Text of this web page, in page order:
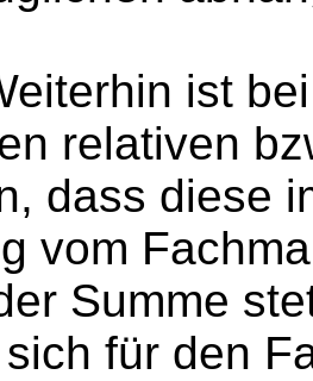
ist
relativen
dass diese
vom
Summe
für den